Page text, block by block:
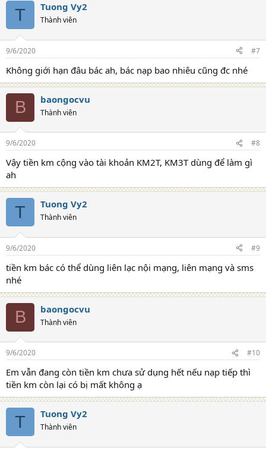
T Tuong Vy2
Thành viên
9/6/2020 #7
Không giới hạn đâu bác ah, bác nạp bao nhiêu cũng đc nhé
B baongocvu
Thành viên
9/6/2020 #8
Vậy tiền km cộng vào tài khoản KM2T, KM3T dùng để làm gì
ah
T Tuong Vy2
Thành viên
9/6/2020 #9
tiền km bác có thể dùng liên lạc nội mạng, liên mạng và sms
nhé
B baongocvu
Thành viên
9/6/2020 #10
Em vẫn đang còn tiền km chưa sử dụng hết nếu nạp tiếp thì
tiền km còn lại có bị mất không ạ
T Tuong Vy2
Thành viên